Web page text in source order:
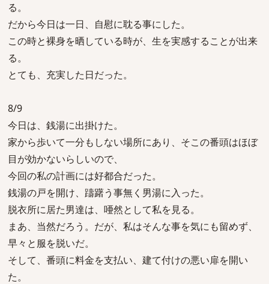
る。
だから今日は一日、自慰に耽る事にした。
この時と裸身を晒している時が、生を実感することが出来
る。
とても、充実した日だった。
8/9
今日は、銭湯に出掛けた。
家から歩いて一分もしない場所にあり、そこの番頭はほぼ
目が効かないらしいので、
今回の私の計画には好都合だった。
銭湯の戸を開け、躊躇う事無く男湯に入った。
脱衣所に居た男達は、唖然として私を見る。
まあ、当然だろう。だが、私はそんな事を気にも留めず、
早々と服を脱いだ。
そして、番頭に料金を支払い、建て付けの悪い扉を開い
た。